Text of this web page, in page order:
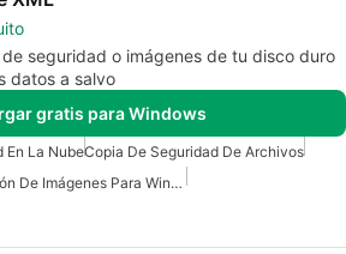
seguridad o imágenes de tu disco duro
datos a salvo
gratis para Windows
En La NubeCopia De Seguridad De Archivos
Recuperación De Imágenes Para Windows